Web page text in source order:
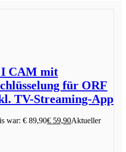
CAM mit
für ORF
TV-Streaming-App
war: € 89,90€ 59,90Aktueller